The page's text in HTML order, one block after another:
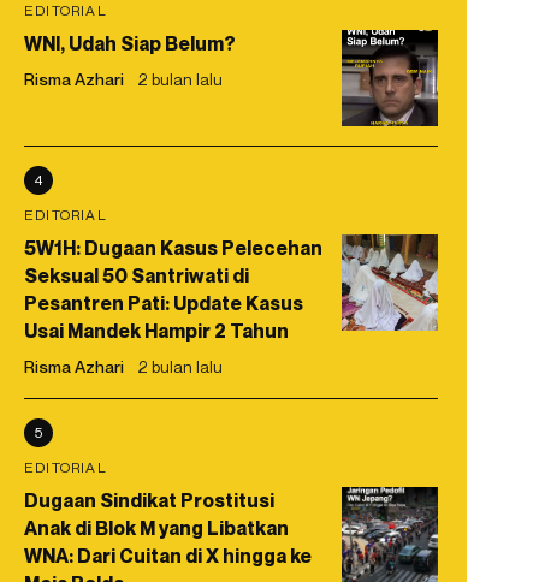
EDITORIAL
WNI, Udah Siap Belum?
Risma Azhari 2 bulan lalu
4
EDITORIAL
5W1H: Dugaan Kasus Pelecehan
Seksual 50 Santriwati di
Pesantren Pati: Update Kasus
Usai Mandek Hampir 2 Tahun
Risma Azhari 2 bulan lalu
5
EDITORIAL
Dugaan Sindikat Prostitusi
Anak di Blok M yang Libatkan
WNA: Dari Cuitan di X hingga ke